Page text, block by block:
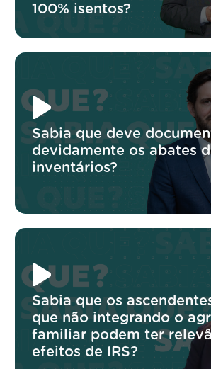
100% isentos?
Sabia que deve
devidamente os abates
inventários?
Sabia que os
que não integrando o
familiar podem ter
efeitos de IRS?